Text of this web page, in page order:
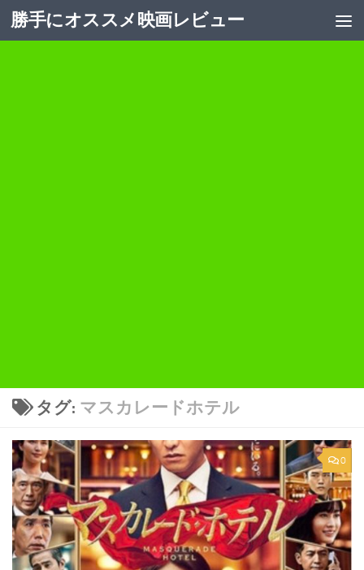
コンテンツへスキップ
勝手にオススメ映画レビュー
タグ: マスカレードホテル
0